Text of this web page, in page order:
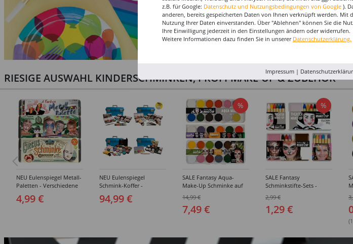
RIESIGE AUSWAHL KINDERSCHMINKEN, PROFI-MAKE-UP & ZUBEHÖR
NEU Eulenspiegel Metall-
Paletten - Verschiedene
4,99 €
NEU Eulenspiegel
Schmink-Koffer -
Ausführungen
94,99 €
%
SALE Fantasy Aqua-
Make-Up Schminke auf
Paletten - Verschiedene
Ausführungen
14,99 €
7,49 €
%
SALE Fantasy
Schminkstifte-Sets -
Ausführungen
2,99 €
1,29 €
z.B. für Google: Datenschutz und Nutzungsbedingungen von Google ).
anderen, bereits gespeicherten Daten von Ihnen verknüpft werden. Mit
Nutzung Ihrer Daten einverstanden. Über "Ablehnen" können Sie die
Ihre Einwilligung jederzeit in den Einstellungen ändern oder widerrufen.
Weitere Informationen dazu finden Sie in unserer Datenschutzerklärung.
Impressum|